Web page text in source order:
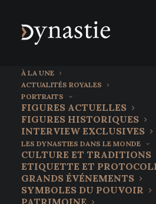
À LA UNE
ACTUALITÉS ROYALES
PORTRAITS
FIGURES ACTUELLES
FIGURES HISTORIQUES
INTERVIEW EXCLUSIVES
LES DYNASTIES DANS LE MONDE
CULTURE ET TRADITIONS
ETIQUETTE ET
GRANDS ÉVÉNEMENTS
SYMBOLES DU POUVOIR
PATRIMOINE